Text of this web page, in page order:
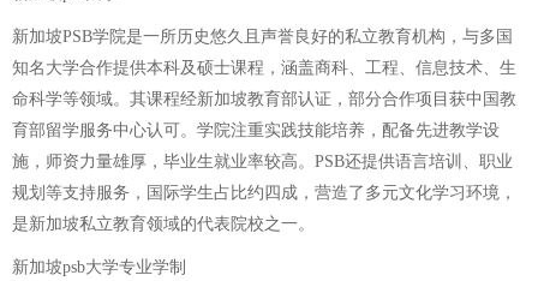
新加坡PSB学院是一所历史悠久且声誉良好的私立教育机构，与多国
知名大学合作提供本科及硕士课程，涵盖商科、工程、信息技术、生
命科学等领域。其课程经新加坡教育部认证，部分合作项目获中国教
育部留学服务中心认可。学院注重实践技能培养，配备先进教学设
施，师资力量雄厚，毕业生就业率较高。PSB还提供语言培训、职业
规划等支持服务，国际学生占比约四成，营造了多元文化学习环境，
是新加坡私立教育领域的代表院校之一。
新加坡psb大学专业学制